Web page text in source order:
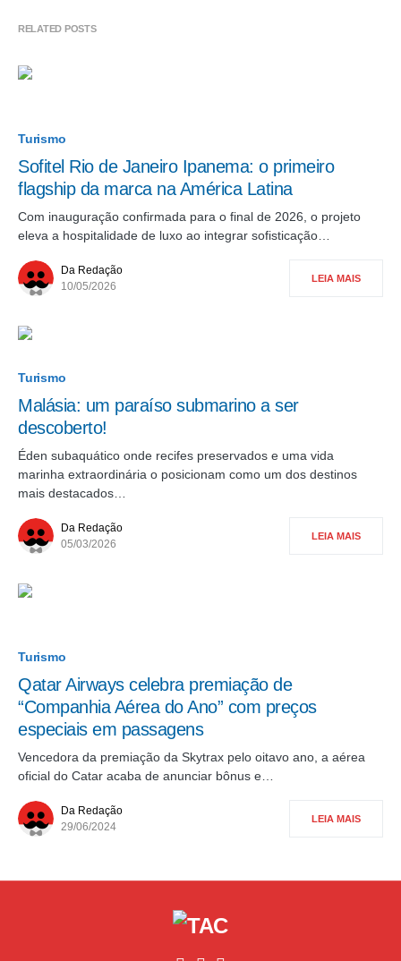
RELATED POSTS
Turismo
Sofitel Rio de Janeiro Ipanema: o primeiro
flagship da marca na América Latina
Com inauguração confirmada para o final de 2026, o projeto
eleva a hospitalidade de luxo ao integrar sofisticação…
Da Redação
10/05/2026
LEIA MAIS
Turismo
Malásia: um paraíso submarino a ser
descoberto!
Éden subaquático onde recifes preservados e uma vida
marinha extraordinária o posicionam como um dos destinos
mais destacados…
Da Redação
05/03/2026
LEIA MAIS
Turismo
Qatar Airways celebra premiação de
“Companhia Aérea do Ano” com preços
especiais em passagens
Vencedora da premiação da Skytrax pelo oitavo ano, a aérea
oficial do Catar acaba de anunciar bônus e…
Da Redação
29/06/2024
LEIA MAIS